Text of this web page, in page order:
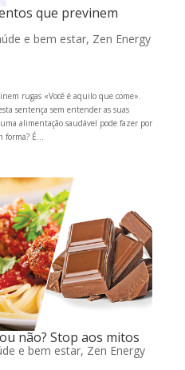
que previnem
e bem estar, Zen Energy
rugas «Você é aquilo que come».
sentença sem entender as suas
alimentação saudável pode fazer por
forma? É...
não? Stop aos mitos
e bem estar, Zen Energy